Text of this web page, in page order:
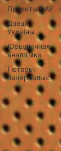
Праекты НАУ
Дзеці
Украіны
Юрыдычная
аналітыка
Гісторыі
пацярпелых